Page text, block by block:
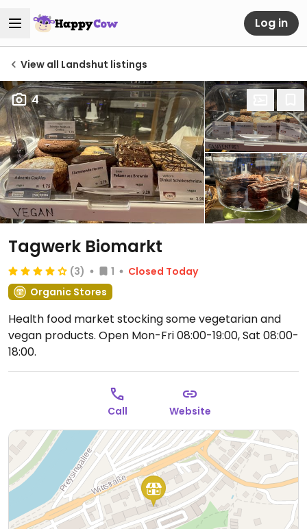
Log in
View all Landshut listings
4
Tagwerk Biomarkt
(3) 1
Closed Today
Organic Stores
Health food market stocking some vegetarian and
vegan products. Open Mon-Fri 08:00-19:00, Sat 08:00-
18:00.
Call Website